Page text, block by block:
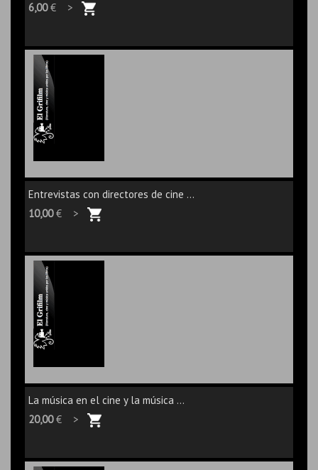
6,00€ >
Entrevistas con directores de cine ...
10,00€ >
La música en el cine y la música ...
20,00€ >